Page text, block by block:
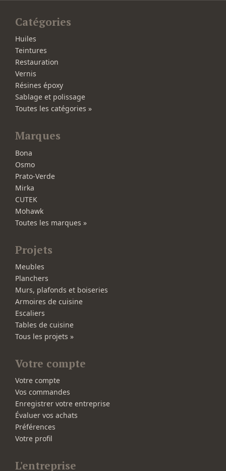
Catégories
Huiles
Teintures
Restauration
Vernis
Résines époxy
Sablage et polissage
Toutes les catégories »
Marques
Bona
Osmo
Prato-Verde
Mirka
CUTEK
Mohawk
Toutes les marques »
Projets
Meubles
Planchers
Murs, plafonds et boiseries
Armoires de cuisine
Escaliers
Tables de cuisine
Tous les projets »
Votre compte
Votre compte
Vos commandes
Enregistrer votre entreprise
Évaluer vos achats
Préférences
Votre profil
L'entreprise